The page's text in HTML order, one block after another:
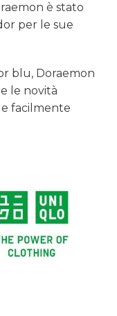
è stato
per le sue
blu, Doraemon
le novità
facilmente